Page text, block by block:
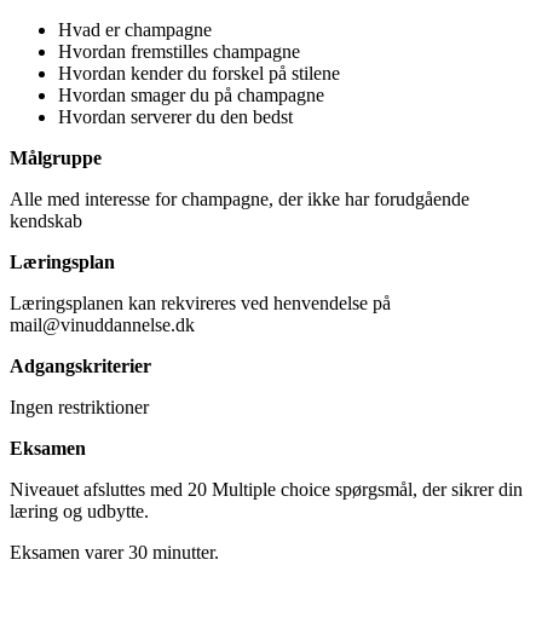
Hvad er champagne
Hvordan fremstilles champagne
Hvordan kender du forskel på stilene
Hvordan smager du på champagne
Hvordan serverer du den bedst
Målgruppe
Alle med interesse for champagne, der ikke har forudgående
kendskab
Læringsplan
Læringsplanen kan rekvireres ved henvendelse på
mail@vinuddannelse.dk
Adgangskriterier
Ingen restriktioner
Eksamen
Niveauet afsluttes med 20 Multiple choice spørgsmål, der sikrer din
læring og udbytte.
Eksamen varer 30 minutter.